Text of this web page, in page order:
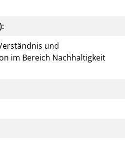
und
im Bereich Nachhaltigkeit